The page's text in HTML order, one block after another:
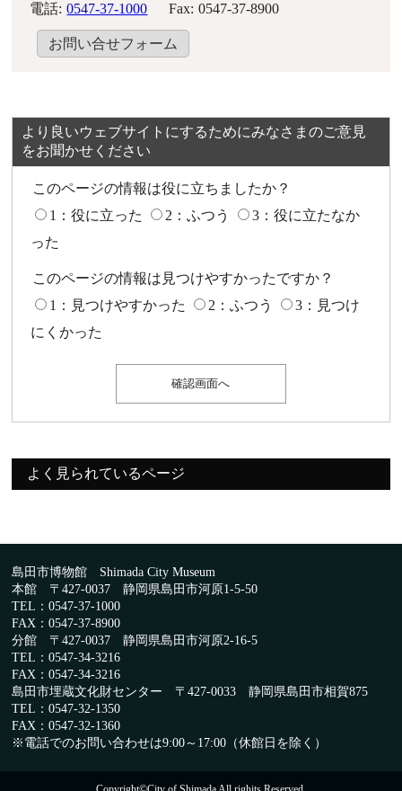
電話: 0547-37-1000 Fax: 0547-37-8900
お問い合せフォーム
より良いウェブサイトにするためにみなさまのご意見
をお聞かせください
このページの情報は役に立ちましたか？
1：役に立った
2：ふつう
3：役に立たなか
った
このページの情報は見つけやすかったですか？
1：見つけやすかった
2：ふつう
3：見つけ
にくかった
よく見られているページ
島田市博物館 Shimada City Museum
本館 〒427-0037 静岡県島田市河原1-5-50
TEL：0547-37-1000
FAX：0547-37-8900
分館 〒427-0037 静岡県島田市河原2-16-5
TEL：0547-34-3216
FAX：0547-34-3216
島田市埋蔵文化財センター 〒427-0033 静岡県島田市相賀875
TEL：0547-32-1350
FAX：0547-32-1360
※電話でのお問い合わせは9:00～17:00（休館日を除く）